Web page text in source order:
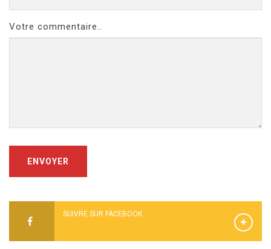
Votre commentaire..
ENVOYER
SUIVRE SUR FACEBOOK